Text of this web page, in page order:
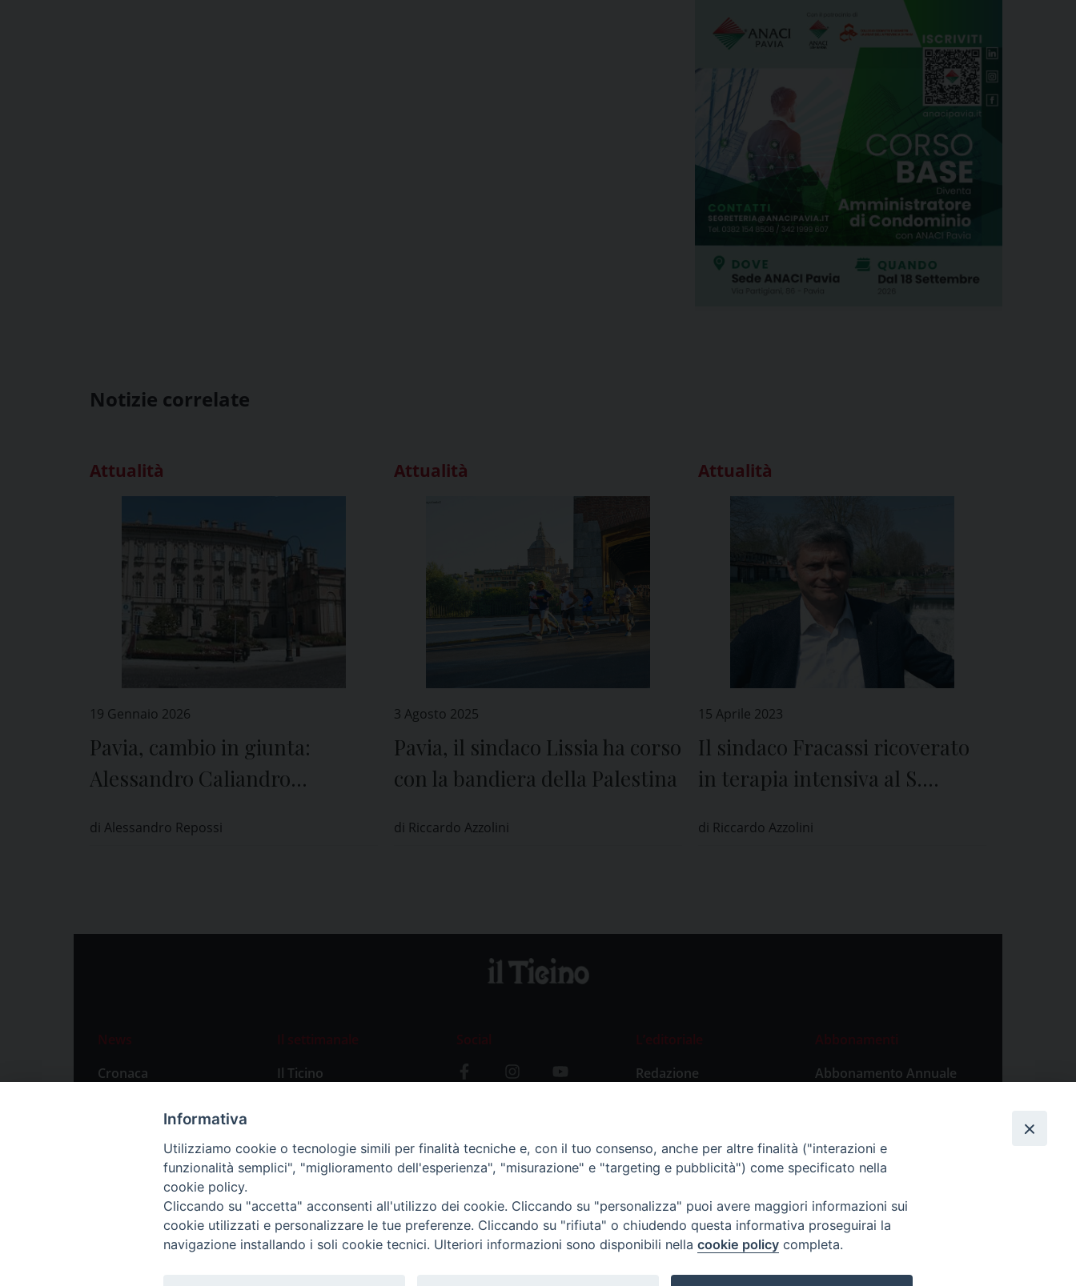
Notizie correlate
Attualità
19 Gennaio 2026
Pavia, cambio in giunta:
Alessandro Caliandro
di Alessandro Repossi
Attualità
3 Agosto 2025
Pavia, il sindaco Lissia ha corso
con la bandiera della Palestina
di Riccardo Azzolini
Attualità
15 Aprile 2023
Il sindaco Fracassi ricoverato
in terapia intensiva al S.
di Riccardo Azzolini
News
Cronaca
Primo Piano
Il settimanale
Il Ticino
Social
L’editoriale
Redazione
Abbonamenti
Abbonamento Annuale
Abbonamento Singola
Informativa
Utilizziamo cookie o tecnologie simili per finalità tecniche e, con il tuo consenso, anche per altre finalità ("interazioni e
funzionalità semplici", "miglioramento dell'esperienza", "misurazione" e "targeting e pubblicità") come specificato nella
cookie policy.
Cliccando su "accetta" acconsenti all'utilizzo dei cookie. Cliccando su "personalizza" puoi avere maggiori informazioni sui
cookie utilizzati e personalizzare le tue preferenze. Cliccando su "rifiuta" o chiudendo questa informativa proseguirai la
navigazione installando i soli cookie tecnici. Ulteriori informazioni sono disponibili nella cookie policy completa.